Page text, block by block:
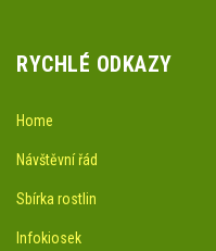
RYCHLÉ ODKAZY
Home
Návštěvní řád
Sbírka rostlin
Infokiosek